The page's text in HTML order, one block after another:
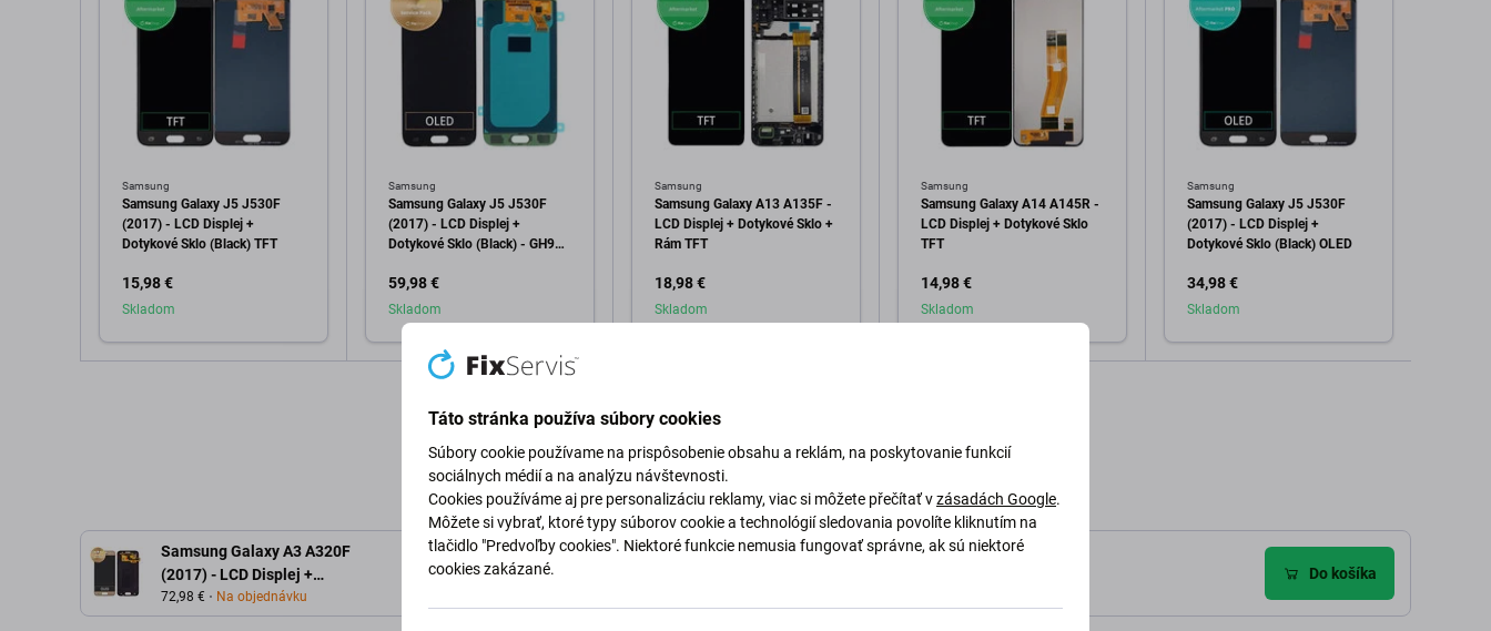
Samsung
Samsung Galaxy J5 J530F
(2017) - LCD Displej +
Dotykové Sklo (Black) TFT
15,98 €
Skladom
Samsung
Samsung Galaxy J5 J530F
(2017) - LCD Displej +
Dotykové Sklo (Black) - GH97-
Genuine Service Pack
59,98 €
Skladom
Samsung
Samsung Galaxy A13 A135F -
LCD Displej + Dotykové Sklo +
Rám TFT
18,98 €
Skladom
Samsung
Samsung Galaxy A14 A145R -
LCD Displej + Dotykové Sklo
TFT
14,98 €
Skladom
Samsung
Samsung Galaxy J5 J530F
(2017) - LCD Displej +
Dotykové Sklo (Black) OLED
34,98 €
Skladom
Samsung Galaxy A3 A320F
(2017) - LCD Displej +
Dotykové Sklo (Gold Sand) -
GH97-19732B, GH97-
72,98 € Na objednávku
Popis a špecifikácia Do košíka
Táto stránka používa súbory cookies
Súbory cookie používame na prispôsobenie obsahu a reklám, na poskytovanie funkcií
sociálnych médií a na analýzu návštevnosti.
Cookies používáme aj pre personalizáciu reklamy, viac si môžete přečítať vzásadách Google.
Môžete si vybrať, ktoré typy súborov cookie a technológií sledovania povolíte kliknutím na
tlačidlo "Predvoľby cookies". Niektoré funkcie nemusia fungovať správne, ak sú niektoré
cookies zakázané.